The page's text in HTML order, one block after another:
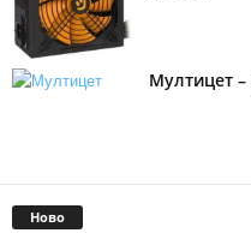
Мултицет
Ново